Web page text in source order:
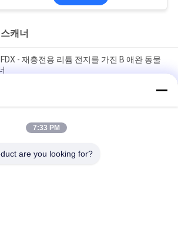
캐너
- 재충전용 리튬 전지를 가진 B 애완 동물
134.2대 킬로 헤르츠 RFID 마이크로칩 동
물 Rfid 독자 동물성 마이크로칩 읽는
7:33 PM
are you looking for?